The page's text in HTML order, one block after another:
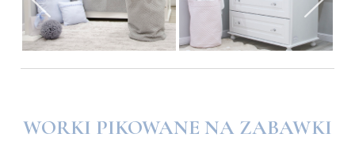
WORKI PIKOWANE NA ZABAWKI